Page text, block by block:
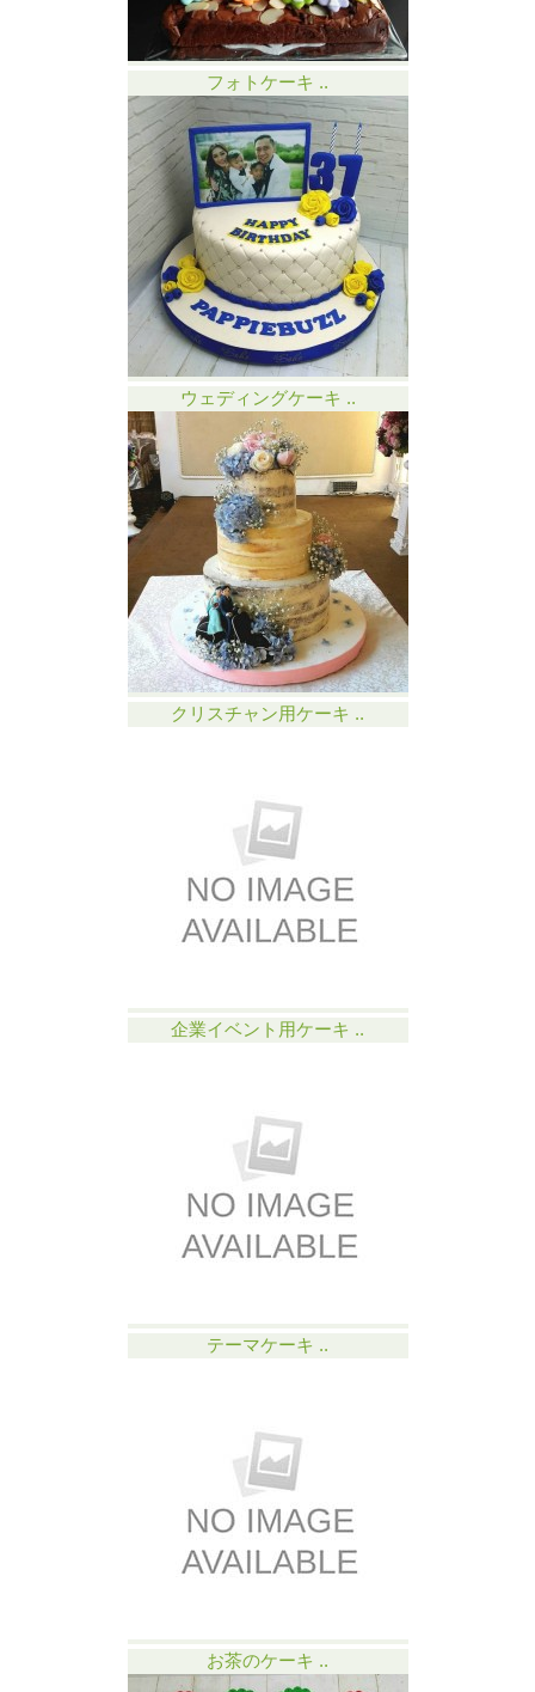
フォトケーキ ..
ウェディングケーキ ..
クリスチャン用ケーキ ..
企業イベント用ケーキ ..
テーマケーキ ..
お茶のケーキ ..